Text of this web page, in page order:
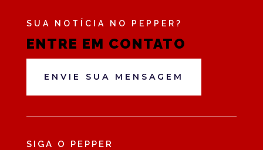
SUA NOTÍCIA NO PEPPER?
ENTRE EM CONTATO
ENVIE SUA MENSAGEM
SIGA O PEPPER